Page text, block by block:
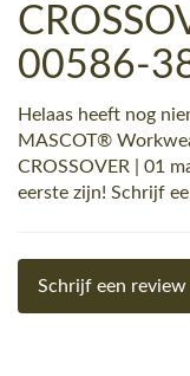
00586-
Helaas heeft nog
MASCOT®
CROSSOVER | 01
eerste zijn! Schrijf
Schrijf een review